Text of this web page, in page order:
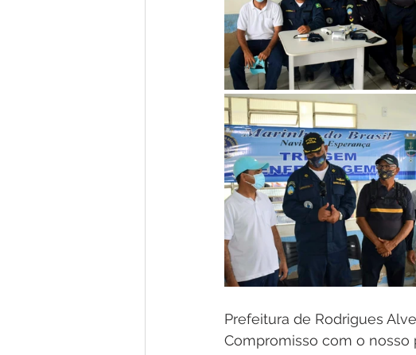
Prefeitura de Rodrigues
Compromisso com o nosso